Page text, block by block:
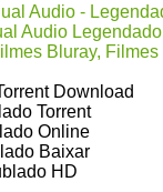
Download
Torrent
Online
Baixar
HD